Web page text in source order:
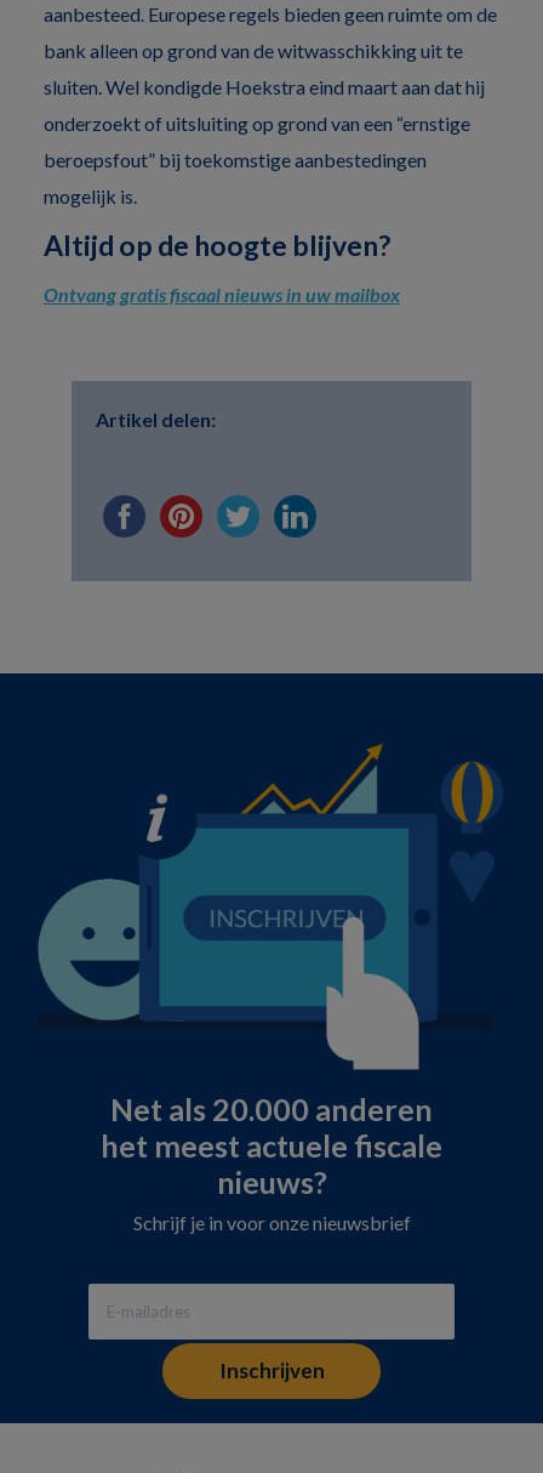
aanbesteed. Europese regels bieden geen ruimte om de
bank alleen op grond van de witwasschikking uit te
sluiten. Wel kondigde Hoekstra eind maart aan dat hij
onderzoekt of uitsluiting op grond van een “ernstige
beroepsfout” bij toekomstige aanbestedingen
mogelijk is.
Altijd op de hoogte blijven?
Ontvang gratis fiscaal nieuws in uw mailbox
Artikel delen:
Net als 20.000 anderen
het meest actuele fiscale
nieuws?
Schrijf je in voor onze nieuwsbrief